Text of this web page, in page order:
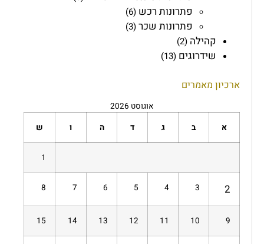
פתרונות רכש (6)
פתרונות שכר(3)
קהילה (2)
שידרוגים (13)
ארכיון מאמרים
אוגוסט 2026
א
ב ג ד ה ו ש
1
2
3
4
5
6
7
8
9
10
11
12
13
14
15